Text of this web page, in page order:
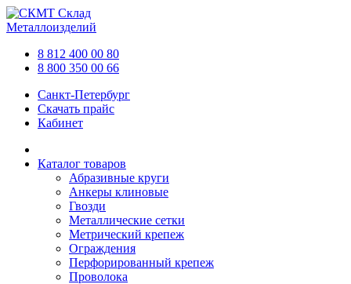
Склад
Металлоизделий
8 812 400 00 80
8 800 350 00 66
Санкт-Петербург
Скачать прайс
Кабинет
Каталог товаров
Абразивные круги
Анкеры клиновые
Гвозди
Металлические сетки
Метрический крепеж
Ограждения
Перфорированный крепеж
Проволока